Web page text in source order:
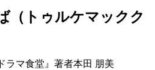
（トゥルケマックク
ラマ食堂』著者本田 朋美